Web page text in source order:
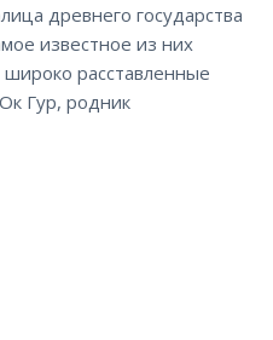
древнего государства
известное из них
расставленные
Гур, родник